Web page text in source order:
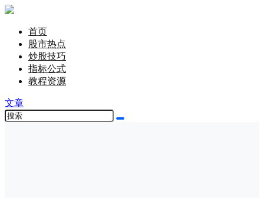
首页
股市热点
炒股技巧
指标公式
教程资源
文章